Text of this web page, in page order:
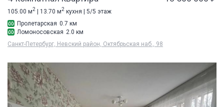
105.00 м2 | 13.70 м2 кухня | 5/5 этаж
Пролетарская 0.7 км
Ломоносовская 2.0 км
Санкт-Петербург, Невский район, Октябрьская наб., 98